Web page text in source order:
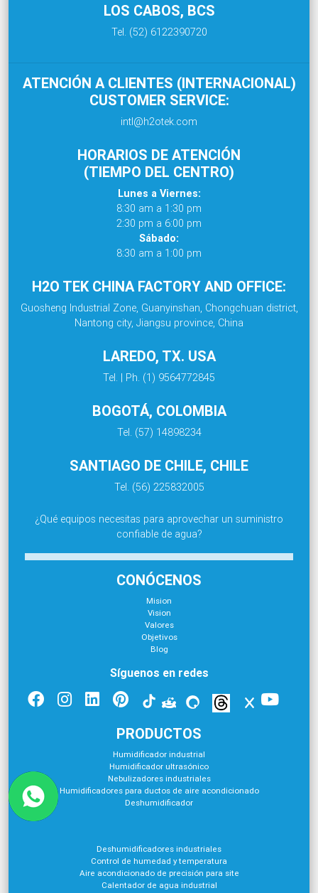
LOS CABOS, BCS
Tel. (52) 6122390720
ATENCIÓN A CLIENTES (INTERNACIONAL)
CUSTOMER SERVICE:
intl@h2otek.com
HORARIOS DE ATENCIÓN
(TIEMPO DEL CENTRO)
Lunes a Viernes:
8:30 am a 1:30 pm
2:30 pm a 6:00 pm
Sábado:
8:30 am a 1:00 pm
H2O TEK CHINA FACTORY AND OFFICE:
Guosheng Industrial Zone, Guanyinshan, Chongchuan district,
Nantong city, Jiangsu province, China
LAREDO, TX. USA
Tel. | Ph. (1) 9564772845
BOGOTÁ, COLOMBIA
Tel. (57) 14898234
SANTIAGO DE CHILE, CHILE
Tel. (56) 225832005
¿Qué equipos necesitas para aprovechar un suministro
confiable de agua?
CONÓCENOS
Mision
Vision
Valores
Objetivos
Blog
Síguenos en redes
PRODUCTOS
Humidificador industrial
Humidificador ultrasónico
Nebulizadores industriales
Humidificadores para ductos de aire acondicionado
Deshumidificador
Deshumidificadores industriales
Control de humedad y temperatura
Aire acondicionado de precisión para site
Calentador de agua industrial